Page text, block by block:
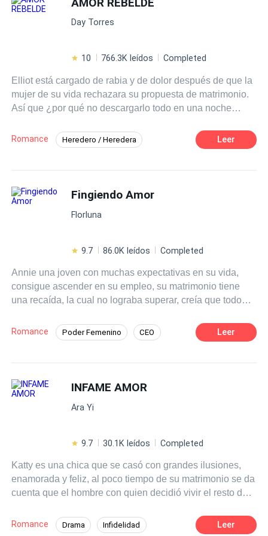
Day Torres
10 766.3K leídos Completed
Elliot está cargado de rabia y de dolor después de que la
mujer de su vida rechazara su propuesta de matrimonio.
Así que ¿por qué no descargarlo todo en una noche
matrimonial de la hija de su socio más importante lo lleva
a la India… a un antro exclusivo… a una botella de
cuando se dio cuenta de que había deshonrado nada
menos que… ¡a la novia! Hacía pocos días Elliot había
querido casarse con la mujer que amaba, y ahora se veía
nombre de su familia. Y esa «otra»… no era una mansa
siquiera su padre, había podido controlar jamás. Él se ha
sumido en la oscuridad, y ella está llena de demonios. La
pregunta es: ¿Cuánto tardará en arder ese infierno?
Romance Heredero / Heredera
Ritmo Rápido Drama
Desafío a las Expectativas
Leer
Fingiendo Amor
Florluna
9.7 86.0K leídos Completed
Annie una joven con muchas expectativas en su vida,
consigue ascender en su empleo, su matrimonio tiene
una recaída, la cual no lograba superar, creía que todo
cambiarle su vida para siempre, ¿será ella capaz de
sobrellevarlo? y lo más importante aún, ¿se puede volver
Romance Poder Femenino CEO
Amor de casados Contemporánea
Arrepentimiento
Leer
INFAME AMOR
Ara Yi
9.7 30.1K leídos Completed
Katty es una chica que se casó con grandes ilusiones,
enamorada y feliz, al poco tiempo de su matrimonio se da
cuenta que el hombre con quien decidió vivir el resto de
su matrimonio después de un tiempo, cansada y
Romance Drama Infidelidad Leer